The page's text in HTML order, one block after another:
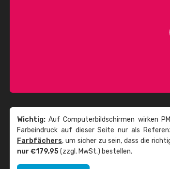
Wichtig: Auf Computerbildschirmen wirken
Farbeindruck auf dieser Seite nur als
Farbfächers, um sicher zu sein, dass die
nur €179,95(zzgl. MwSt.) bestellen.